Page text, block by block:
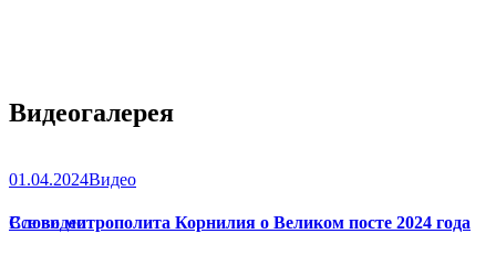
Видеогалерея
01.04.2024Видео
Слово митрополита Корнилия о Великом посте 2024 года
Все видео